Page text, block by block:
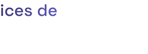
de